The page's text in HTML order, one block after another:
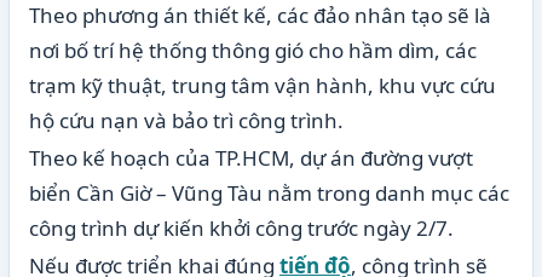
Theo phương án thiết kế, các đảo nhân tạo sẽ là
nơi bố trí hệ thống thông gió cho hầm dìm, các
trạm kỹ thuật, trung tâm vận hành, khu vực cứu
hộ cứu nạn và bảo trì công trình.
Theo kế hoạch của TP.HCM, dự án đường vượt
biển Cần Giờ – Vũng Tàu nằm trong danh mục các
công trình dự kiến khởi công trước ngày 2/7.
Nếu được triển khai đúng tiến độ, công trình sẽ